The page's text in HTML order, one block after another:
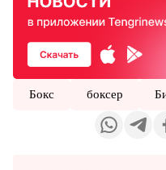
Бокс боксер